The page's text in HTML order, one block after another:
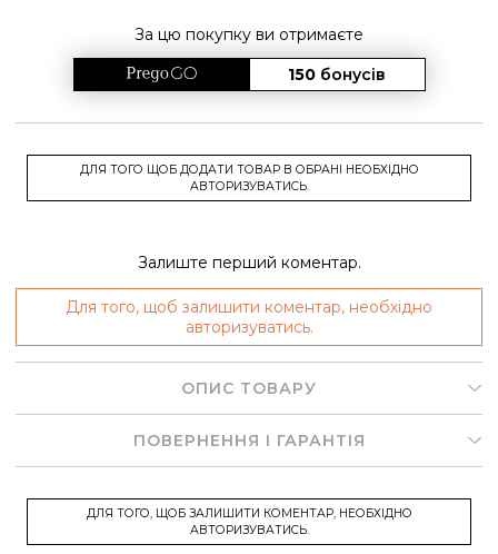
За цю покупку ви отримаєте
150 бонусів
ДЛЯ ТОГО ЩОБ ДОДАТИ ТОВАР В ОБРАНІ НЕОБХІДНО
АВТОРИЗУВАТИСЬ.
Залиште перший коментар.
Для того, щоб залишити коментар, необхідно
авторизуватись.
ОПИС ТОВАРУ
ПОВЕРНЕННЯ І ГАРАНТІЯ
ДЛЯ ТОГО, ЩОБ ЗАЛИШИТИ КОМЕНТАР, НЕОБХІДНО
АВТОРИЗУВАТИСЬ.